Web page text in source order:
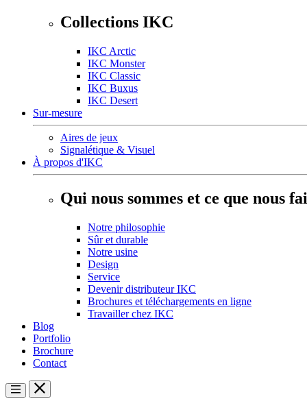
Collections IKC
IKC Arctic
IKC Monster
IKC Classic
IKC Buxus
IKC Desert
Sur-mesure
Aires de jeux
Signalétique & Visuel
À propos d'IKC
Qui nous sommes et ce que nous
Notre philosophie
Sûr et durable
Notre usine
Design
Service
Devenir distributeur IKC
Brochures et téléchargements en ligne
Travailler chez IKC
Blog
Portfolio
Brochure
Contact